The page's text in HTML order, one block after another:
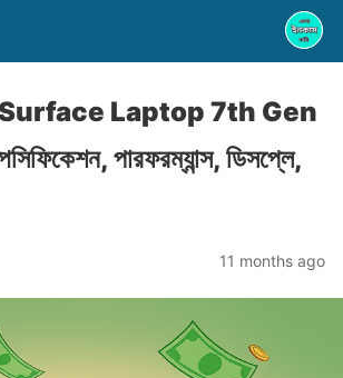
Laptop 7th Gen
পারফরম্যান্স, ডিসপ্লে,
11 months ago